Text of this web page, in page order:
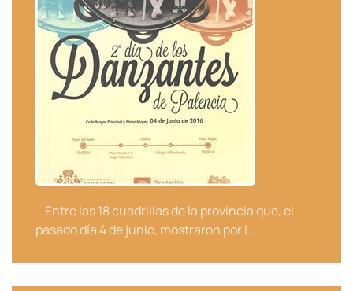
Entre las 18 cuadrillas de la provincia que, el
pasado día 4 de junio, mostraron por l…